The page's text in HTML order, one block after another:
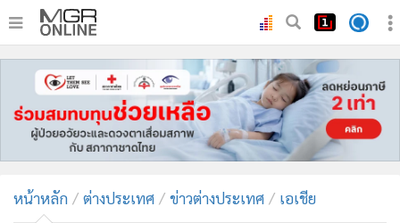
หน้าหลัก
ทันเหตุการณ์
• ภาคใต้
• บันเทิง
หน้าหลัก ต่างประเทศ ข่าวต่างประเทศ เอเชีย